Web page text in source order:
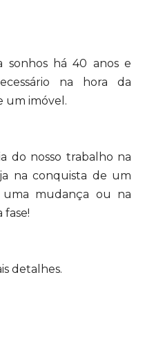
sonhos há 40 anos e
na hora da
um imóvel.
do nosso trabalho na
na conquista de um
uma mudança ou na
detalhes.